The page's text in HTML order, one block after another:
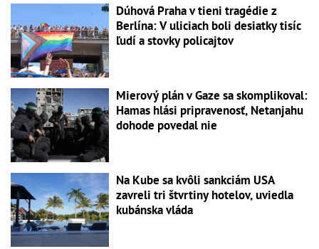
Dúhová Praha v tieni tragédie z
Berlína: V uliciach boli desiatky tisíc
ľudí a stovky policajtov
Mierový plán v Gaze sa skomplikoval:
Hamas hlási pripravenosť, Netanjahu
dohode povedal nie
Na Kube sa kvôli sankciám USA
zavreli tri štvrtiny hotelov, uviedla
kubánska vláda